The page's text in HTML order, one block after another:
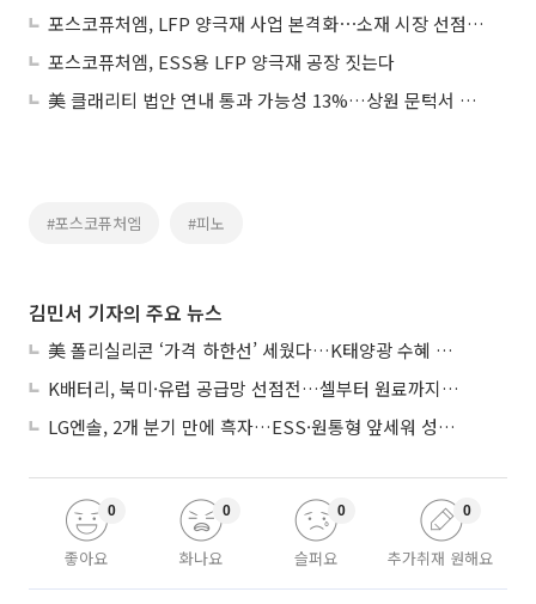
포스코퓨처엠, LFP 양극재 사업 본격화⋯소재 시장 선점 속도
포스코퓨처엠, ESS용 LFP 양극재 공장 짓는다
美 클래리티 법안 연내 통과 가능성 13%…상원 문턱서 제동
#포스코퓨처엠 #피노
김민서 기자의 주요 뉴스
美 폴리실리콘 ‘가격 하한선’ 세웠다…K태양광 수혜 기대
K배터리, 북미·유럽 공급망 선점전…셀부터 원료까지 현지화
LG엔솔, 2개 분기 만에 흑자…ESS·원통형 앞세워 성장 가속
좋아요
0
화나요
0
슬퍼요
0
추가취재 원해요
0